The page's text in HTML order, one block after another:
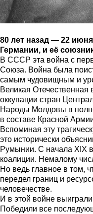
80 лет назад — 22
Германии, и её
В СССР эта война с
Союза. Война была
самым чудовищным и
Великая
оккупации стран
Народы Молдовы в
в составе Красной
Вспоминая эту
это исторически
Румынии. С начала XIX
коалиции. Немалому
Но ведь главное в том,
передел границ и
человечестве.
И в этой войне
Победили все